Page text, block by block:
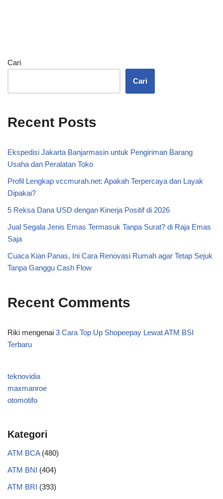
Cari
Cari
Recent Posts
Ekspedisi Jakarta Banjarmasin untuk Pengiriman Barang
Usaha dan Peralatan Toko
Profil Lengkap vccmurah.net: Apakah Terpercaya dan Layak
Dipakai?
5 Reksa Dana USD dengan Kinerja Positif di 2026
Jual Segala Jenis Emas Termasuk Tanpa Surat? di Raja Emas
Saja
Cuaca Kian Panas, Ini Cara Renovasi Rumah agar Tetap Sejuk
Tanpa Ganggu Cash Flow
Recent Comments
Riki mengenai 3 Cara Top Up Shopeepay Lewat ATM BSI
Terbaru
teknovidia
maxmanroe
otomotifo
Kategori
ATM BCA(480)
ATM BNI (404)
ATM BRI (393)